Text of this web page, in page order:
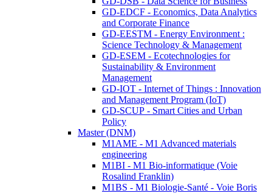
GD-EDCF - Economics, Data Analytics
and Corporate Finance
GD-EESTM - Energy Environment :
Science Technology & Management
GD-ESEM - Ecotechnologies for
Sustainability & Environment
Management
GD-IOT - Internet of Things : Innovation
and Management Program (IoT)
GD-SCUP - Smart Cities and Urban
Policy
Master (DNM)
M1AME - M1 Advanced materials
engineering
M1BI - M1 Bio-informatique (Voie
Rosalind Franklin)
M1BS - M1 Biologie-Santé - Voie Boris